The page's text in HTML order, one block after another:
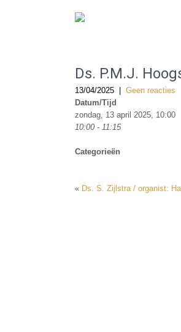
Ds. P.M.J.
13/04/2025
Geen reacties
Datum/Tijd
zondag, 13 april 2025, 10:00
10:00 - 11:15
Categorieën
« Ds. S. Zijlstra / organist: